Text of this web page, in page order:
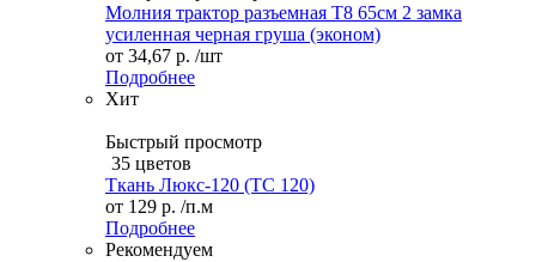
Молния трактор разъемная Т8 65см 2 замка
усиленная черная груша (эконом)
от 34,67 р. /шт
Подробнее
Хит
Быстрый просмотр
35 цветов
Ткань Люкс-120 (ТС 120)
от 129 р. /п.м
Подробнее
Рекомендуем